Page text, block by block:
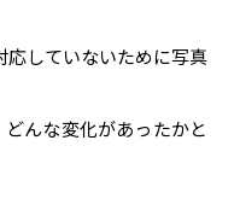
応していないために写真
んな変化があったかと